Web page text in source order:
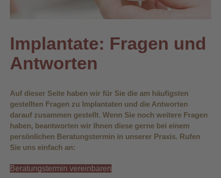
Implantate: Fragen und
Antworten
Auf dieser Seite haben wir für Sie die am häufigsten
gestellten Fragen zu Implantaten und die Antworten
darauf zusammen gestellt. Wenn Sie noch weitere Fragen
haben, beantworten wir Ihnen diese gerne bei einem
persönlichen Beratungstermin in unserer Praxis. Rufen
Sie uns einfach an:
Beratungstermin vereinbaren